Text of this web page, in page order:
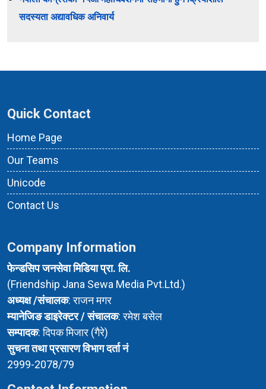
सदस्यता अद्यावधिक अनिवार्य
Quick Contact
Home Page
Our Teams
Unicode
Contact Us
Company Information
फेन्डसिप जनसेवा मिडिया प्रा. लि.
(Friendship Jana Sewa Media Pvt.Ltd.)
अध्यक्ष /संचालक: राजन मगर
म्यानेजिङ डाइरेक्टर / संचालक: रमेश बसेल
सम्पादक: दिपक मिजार (गैरे)
सुचना तथा प्रसारण विभाग दर्ता नं
2999-2078/79